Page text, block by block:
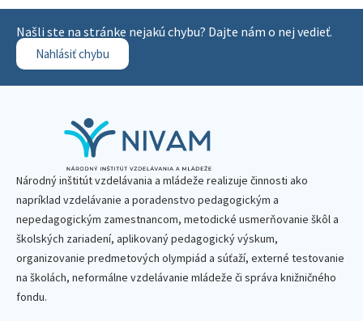
Našli ste na stránke nejakú chybu? Dajte nám o nej vedieť.
Nahlásiť chybu
Národný inštitút vzdelávania a mládeže realizuje činnosti ako
napríklad vzdelávanie a poradenstvo pedagogickým a
nepedagogickým zamestnancom, metodické usmerňovanie škôl a
školských zariadení, aplikovaný pedagogický výskum,
organizovanie predmetových olympiád a súťaží, externé testovanie
na školách, neformálne vzdelávanie mládeže či správa knižničného
fondu.